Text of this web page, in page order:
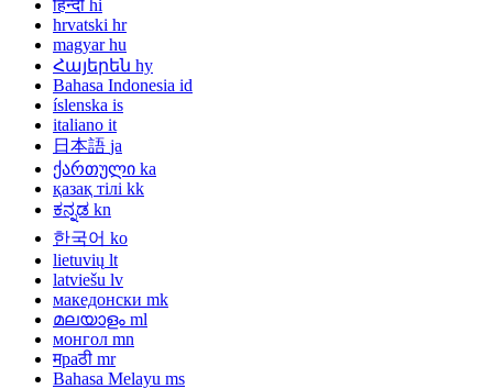
हिन्दी hi
hrvatski hr
magyar hu
Հայերեն hy
Bahasa Indonesia id
íslenska is
italiano it
日本語 ja
ქართული ka
қазақ тілі kk
ಕನ್ನಡ kn
한국어 ko
lietuvių lt
latviešu lv
македонски mk
മലയാളം ml
монгол mn
मраठी mr
Bahasa Melayu ms